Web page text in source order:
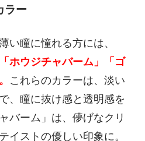
ラー
い瞳に憧れる方には、
ホウジチャバーム」「ゴ
これらのカラーは、淡い
、瞳に抜け感と透明感を
バーム」は、儚げなクリ
イストの優しい印象に。